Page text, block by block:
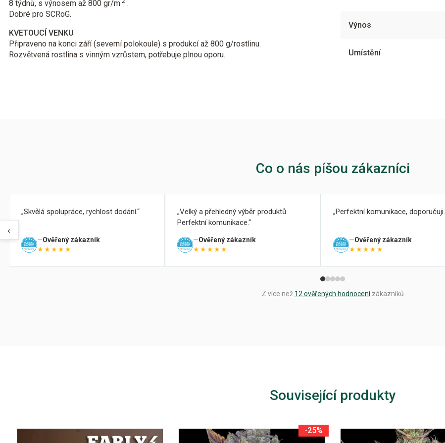
8 týdnů, s výnosem až 800 gr/m
.
Dobré pro SCRoG.
KVETOUCÍ VENKU
Připraveno na konci září (severní polokoule) s produkcí až 800 g/rostlinu.
Rozvětvená rostlina s vinným vzrůstem, potřebuje plnou oporu.
Výnos
Umístění
Co o nás píšou zákazníci
‹
Skvělá spolupráce, rychlost dodání.
Ověřený zákazník
★★★★★
Velký a přehledný výběr produktů.
Perfektní komunikace.
Ověřený zákazník
★★★★★
Perfektní komunikace, doporučuji.
Ověřený zákazník
★★★★★
Z více než 12 ověřených hodnocenízákazníků
Související produkty
-25%